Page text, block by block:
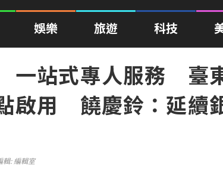
娛樂 旅遊 科技
站式專人服務 臺
啟用 饒慶鈴：延續
輯:編輯室